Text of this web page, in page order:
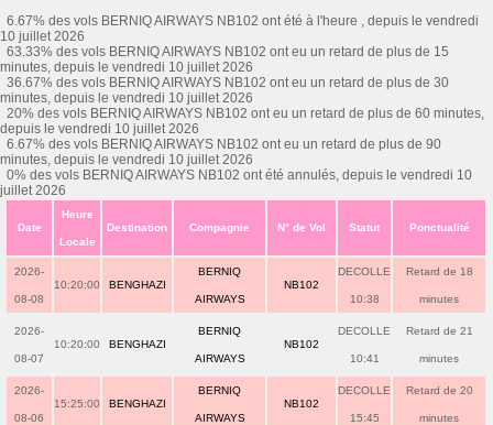
6.67% des vols BERNIQ AIRWAYS NB102 ont été à l'heure , depuis le vendredi
10 juillet 2026
63.33% des vols BERNIQ AIRWAYS NB102 ont eu un retard de plus de 15
minutes, depuis le vendredi 10 juillet 2026
36.67% des vols BERNIQ AIRWAYS NB102 ont eu un retard de plus de 30
minutes, depuis le vendredi 10 juillet 2026
20% des vols BERNIQ AIRWAYS NB102 ont eu un retard de plus de 60 minutes,
depuis le vendredi 10 juillet 2026
6.67% des vols BERNIQ AIRWAYS NB102 ont eu un retard de plus de 90
minutes, depuis le vendredi 10 juillet 2026
0% des vols BERNIQ AIRWAYS NB102 ont été annulés, depuis le vendredi 10
juillet 2026
Date
Heure
Locale
Destination Compagnie N° de Vol Statut Ponctualité
2026-
08-08
10:20:00 BENGHAZI
BERNIQ
AIRWAYS
NB102
DECOLLE
10:38
Retard de 18
minutes
2026-
08-07
10:20:00 BENGHAZI
BERNIQ
AIRWAYS
NB102
DECOLLE
10:41
Retard de 21
minutes
2026-
08-06
15:25:00 BENGHAZI
BERNIQ
AIRWAYS
NB102
DECOLLE
15:45
Retard de 20
minutes